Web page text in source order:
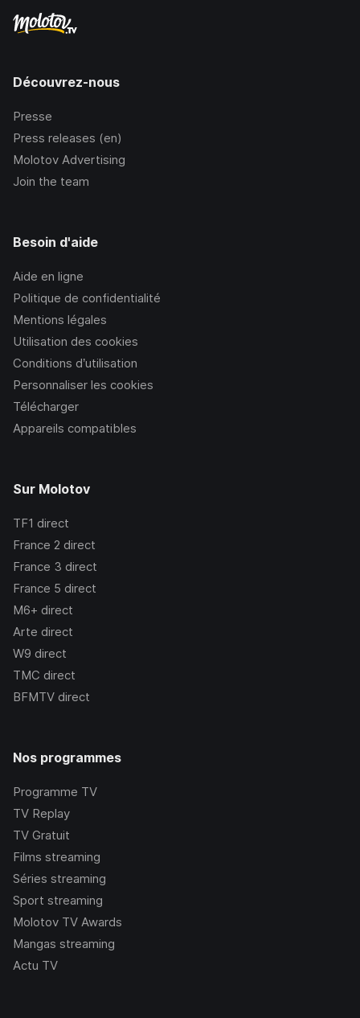
Découvrez-nous
Presse
Press releases (en)
Molotov Advertising
Join the team
Besoin d'aide
Aide en ligne
Politique de confidentialité
Mentions légales
Utilisation des cookies
Conditions d’utilisation
Personnaliser les cookies
Télécharger
Appareils compatibles
Sur Molotov
TF1 direct
France 2 direct
France 3 direct
France 5 direct
M6+ direct
Arte direct
W9 direct
TMC direct
BFMTV direct
Nos programmes
Programme TV
TV Replay
TV Gratuit
Films streaming
Séries streaming
Sport streaming
Molotov TV Awards
Mangas streaming
Actu TV